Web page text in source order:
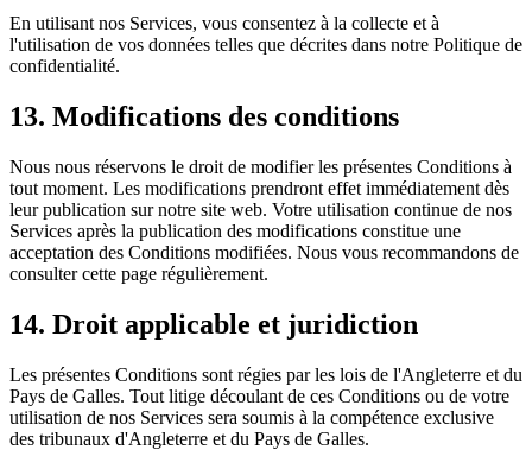
En utilisant nos Services, vous consentez à la collecte et à
l'utilisation de vos données telles que décrites dans notre Politique de
confidentialité.
13. Modifications des conditions
Nous nous réservons le droit de modifier les présentes Conditions à
tout moment. Les modifications prendront effet immédiatement dès
leur publication sur notre site web. Votre utilisation continue de nos
Services après la publication des modifications constitue une
acceptation des Conditions modifiées. Nous vous recommandons de
consulter cette page régulièrement.
14. Droit applicable et juridiction
Les présentes Conditions sont régies par les lois de l'Angleterre et du
Pays de Galles. Tout litige découlant de ces Conditions ou de votre
utilisation de nos Services sera soumis à la compétence exclusive
des tribunaux d'Angleterre et du Pays de Galles.